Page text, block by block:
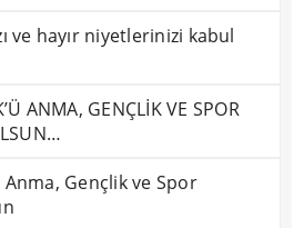
ve hayır niyetlerinizi kabul
ANMA, GENÇLİK VE SPOR
Anma, Gençlik ve Spor